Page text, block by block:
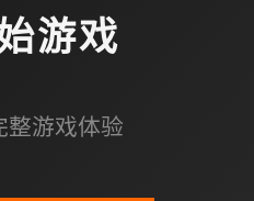
游戏
整游戏体验